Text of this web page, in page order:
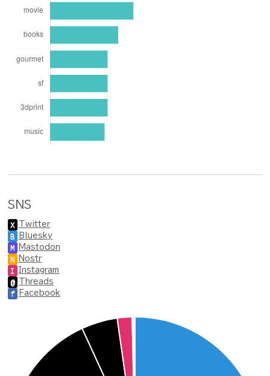
SNS
X Twitter
B Bluesky
M Mastodon
N Nostr
I Instagram
@ Threads
f Facebook